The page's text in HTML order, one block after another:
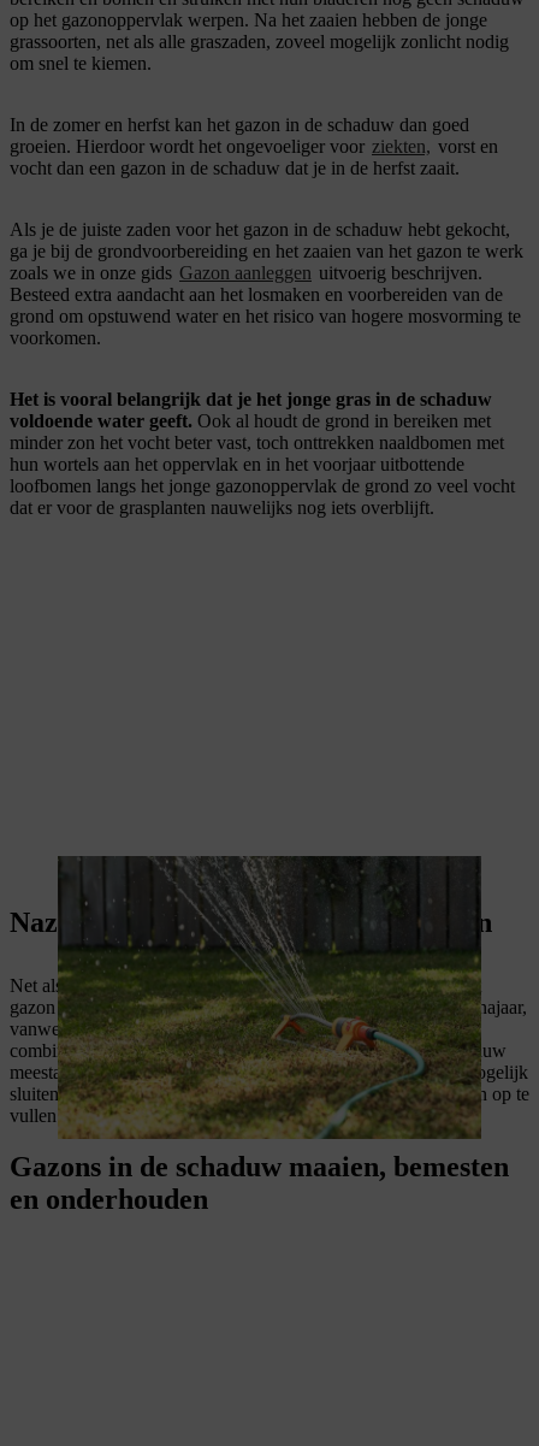
op het gazonoppervlak werpen. Na het zaaien hebben de jonge
grassoorten, net als alle graszaden, zoveel mogelijk zonlicht nodig
om snel te kiemen.
In de zomer en herfst kan het gazon in de schaduw dan goed
groeien. Hierdoor wordt het ongevoeliger voor ziekten, vorst en
vocht dan een gazon in de schaduw dat je in de herfst zaait.
Als je de juiste zaden voor het gazon in de schaduw hebt gekocht,
ga je bij de grondvoorbereiding en het zaaien van het gazon te werk
zoals we in onze gids Gazon aanleggen uitvoerig beschrijven.
Besteed extra aandacht aan het losmaken en voorbereiden van de
grond om opstuwend water en het risico van hogere mosvorming te
voorkomen.
Het is vooral belangrijk dat je het jonge gras in de schaduw
voldoende water geeft. Ook al houdt de grond in bereiken met
minder zon het vocht beter vast, toch onttrekken naaldbomen met
hun wortels aan het oppervlak en in het voorjaar uitbottende
loofbomen langs het jonge gazonoppervlak de grond zo veel vocht
dat er voor de grasplanten nauwelijks nog iets overblijft.
Een gazon in de schaduw heeft voldoende water nodig
Nazaaien: het beste na het verticuteren
Net als bij het opnieuw zaaien kan je ook het nazaaien van het
gazon in de schaduw beter in het voorjaar aangaan dan in het najaar,
vanwege de betere groeiomstandigheden. Je kan het nazaaien
combineren met verticuteren
, waarna in het gazon in de schaduw
meestal veel kale plekken te zien zijn. Deze moet je zo snel mogelijk
sluiten, zodat mos en onkruid minder kans hebben om de gaten op te
vullen.
Gazons in de schaduw maaien, bemesten
en onderhouden